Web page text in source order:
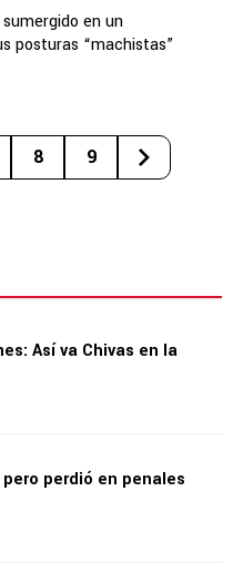
en un
posturas “machistas”
8 9
Así va Chivas en la
perdió en penales